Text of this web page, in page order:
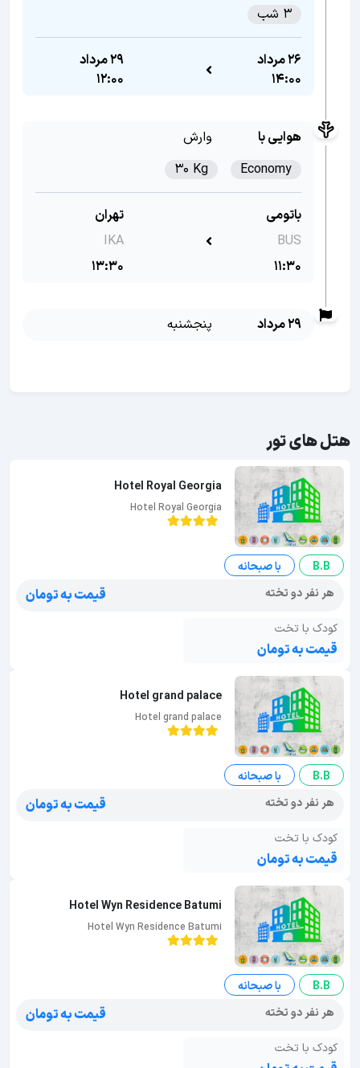
3 شب
26 مرداد
14:00
29 مرداد
12:00
هوایی با
وارش
Economy
30 Kg
باتومی
BUS
11:30
تهران
IKA
13:30
29 مرداد پنجشنبه
هتل های تور
Hotel Royal Georgia
Hotel Royal Georgia
B.B
با صبحانه
هر نفر دو تخته
قیمت به تومان
کودک با تخت
قیمت به تومان
Hotel grand palace
Hotel grand palace
B.B
با صبحانه
هر نفر دو تخته
قیمت به تومان
کودک با تخت
قیمت به تومان
Hotel Wyn Residence Batumi
Hotel Wyn Residence Batumi
B.B
با صبحانه
هر نفر دو تخته
قیمت به تومان
کودک با تخت